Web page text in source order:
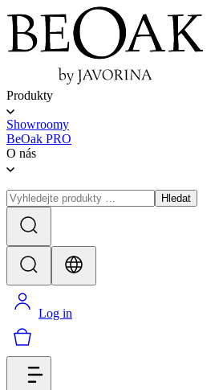
Produkty
Showroomy
BeOak PRO
O nás
Hledat
Log in